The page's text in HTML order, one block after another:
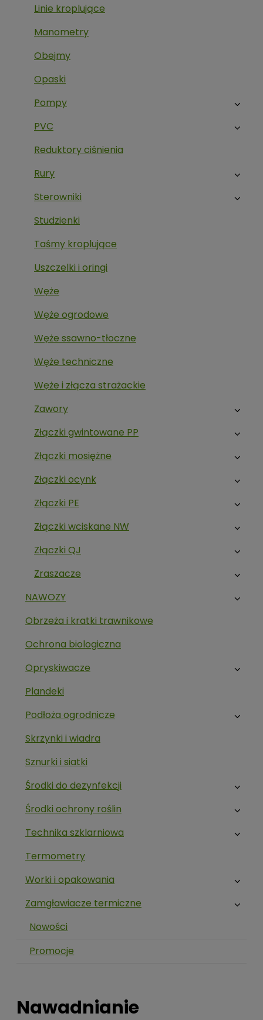
Linie kroplujące
Manometry
Obejmy
Opaski
Pompy
PVC
Reduktory ciśnienia
Rury
Sterowniki
Studzienki
Taśmy kroplujące
Uszczelki i oringi
Węże
Węże ogrodowe
Węże ssawno-tłoczne
Węże techniczne
Węże i złącza strażackie
Zawory
Złączki gwintowane PP
Złączki mosiężne
Złączki ocynk
Złączki PE
Złączki wciskane NW
Złączki QJ
Zraszacze
NAWOZY
Obrzeża i kratki trawnikowe
Ochrona biologiczna
Opryskiwacze
Plandeki
Podłoża ogrodnicze
Skrzynki i wiadra
Sznurki i siatki
Środki do dezynfekcji
Środki ochrony roślin
Technika szklarniowa
Termometry
Worki i opakowania
Zamgławiacze termiczne
Nowości
Promocje
Nawadnianie